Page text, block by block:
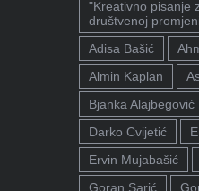
"Kreativno pisanje
društvenoj
Adisa Bašić
Almin Kaplan
Bjanka Alajbegović
Darko Cvijetić
Ervin Mujabašić
Goran Sarić